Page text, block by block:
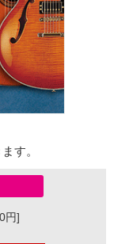
す。
円]